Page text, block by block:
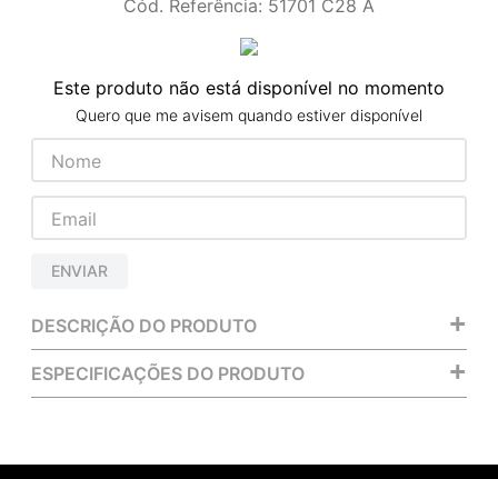
Cód. Referência: 51701 C28 A
Este produto não está disponível no momento
Quero que me avisem quando estiver disponível
ENVIAR
DESCRIÇÃO DO PRODUTO +
ESPECIFICAÇÕES DO PRODUTO +